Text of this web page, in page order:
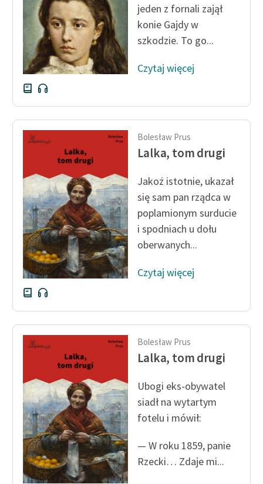
Kolekcje edukacyjne
twórców przechodzących
do domeny publicznej,
lektur szkolnych oraz
Starego Testamentu
Odkurzamy bohaterów
Szkoła Poezji Wolnych
Lektur
Kontakt
O projekcie
Zespół
Zasady wykorzystania
Wolnych Lektur
Logotypy
Materiały promocyjne
Polityka prywatności
Regulamin biblioteki
Dane fundacji i
sprawozdania finansowe
Regulamin darowizn
Informacja o treściach
wrażliwych
jeden z fornali zajął
konie Gajdy w
szkodzie. To go...
Czytaj więcej
Bolesław Prus
Lalka, tom drugi
Jakoż istotnie, ukazał
się sam pan rządca w
poplamionym surducie
i spodniach u dołu
oberwanych...
Czytaj więcej
Bolesław Prus
Lalka, tom drugi
Ubogi eks-obywatel
siadł na wytartym
fotelu i mówił:
— W roku 1859, panie
Rzecki… Zdaje mi...